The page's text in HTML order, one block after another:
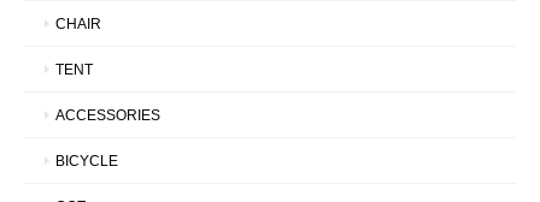
CHAIR
TENT
ACCESSORIES
BICYCLE